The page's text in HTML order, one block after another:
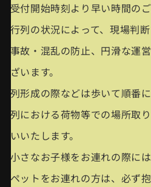
・受付開始時刻より早い時間の
・行列の状況によって、現場判
・事故・混乱の防止、円滑な
ございます。
・列形成の際などは歩いて順番
・列における荷物等での場所
願いいたします。
・小さなお子様をお連れの際
・ペットをお連れの方は、必ず